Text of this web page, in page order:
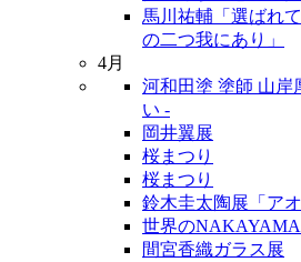
馬川祐輔「選ばれ
の二つ我にあり」
4月
河和田塗 塗師 山
い -
岡井翼展
桜まつり
桜まつり
鈴木圭太陶展「アオ
世界の
間宮香織ガラス展